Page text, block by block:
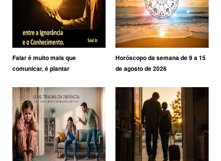
Falar é muito mais que
comunicar, é plantar
Horóscopo da semana de 9 a 15
de agosto de 2026